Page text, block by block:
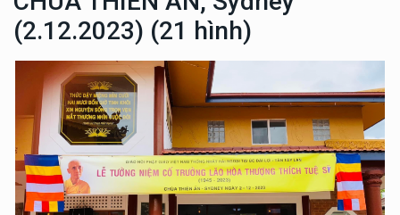
(2.12.2023) (21 hình)